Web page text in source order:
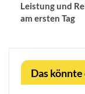
Leistung und
am ersten Tag
Das